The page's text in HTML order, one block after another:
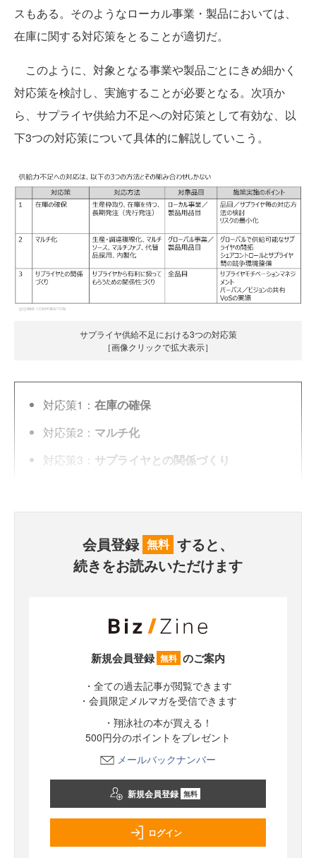
スもある。そのようなローカル事業・製品においては、
在庫に関する対応策をとることが適切だ。
このように、対象となる事業や製品ごとにきめ細かく
対応策を検討し、実施することが必要となる。次項か
ら、サプライヤ供給力不足への対応策として有効な、以
下3つの対応策について具体的に解説していこう。
サプライヤ供給不足における3つの対応策
［画像クリックで拡大表示］
対応策1： 在庫の確保
対応策2： マルチ化
対応策3： サプライヤとの関係づくり
会員登録 無料 すると、
続きをお読みいただけます
新規会員登録 無料 のご案内
・全ての過去記事が閲覧できます
・会員限定メルマガを受信できます
・翔泳社の本が買える！
500円分のポイントをプレゼント
メールバックナンバー
新規会員登録 無料
ログイン